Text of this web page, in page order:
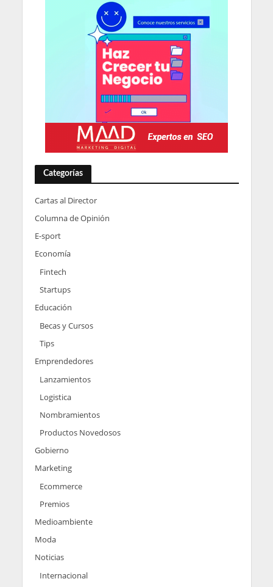
Categorías
Cartas al Director
Columna de Opinión
E-sport
Economía
Fintech
Startups
Educación
Becas y Cursos
Tips
Emprendedores
Lanzamientos
Logistica
Nombramientos
Productos Novedosos
Gobierno
Marketing
Ecommerce
Premios
Medioambiente
Moda
Noticias
Internacional